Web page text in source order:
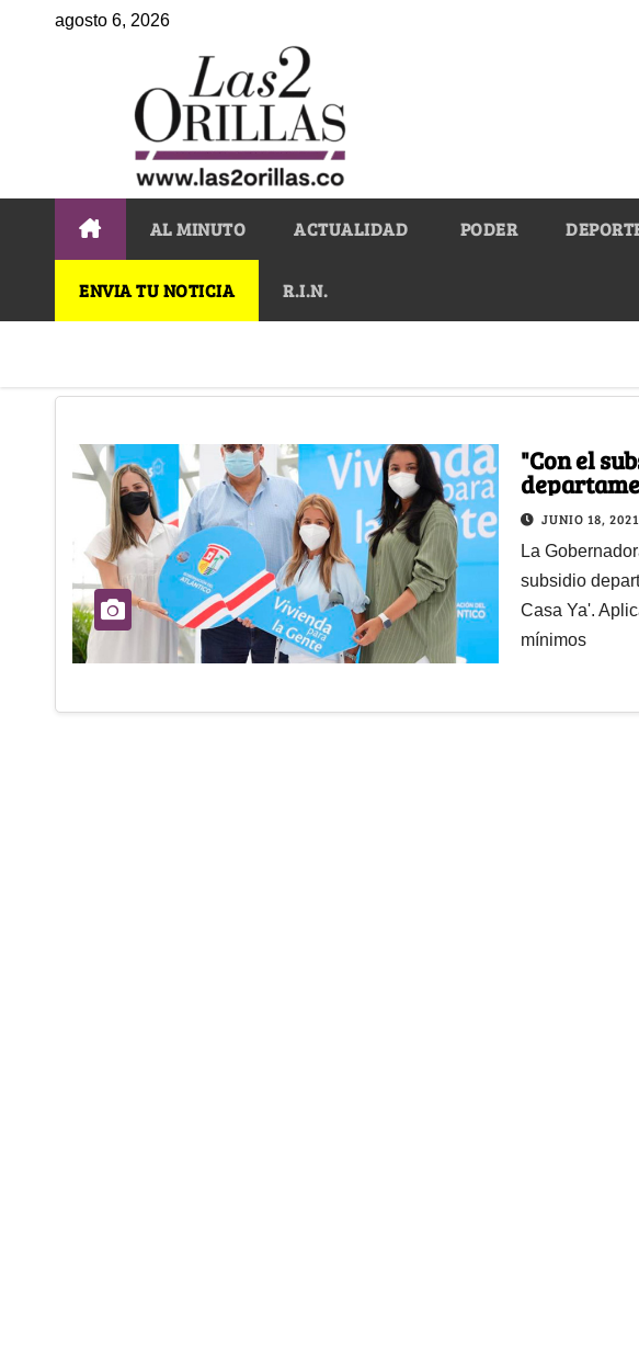
agosto 6, 2026
AL MINUTO ACTUALIDAD PODER
ENVIA TU NOTICIA R.I.N.
"Con el
vivienda
JUNIO 18, 2021
La
subsidio
Casa Ya'.
mínimos